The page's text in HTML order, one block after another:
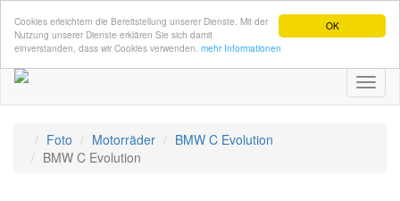
OK
Cookies erleichtern die Bereitstellung unserer Dienste. Mit der
Nutzung unserer Dienste erklären Sie sich damit
einverstanden, dass wir Cookies verwenden. mehr Informationen
Foto Motorräder
BMW C Evolution
BMW C Evolution